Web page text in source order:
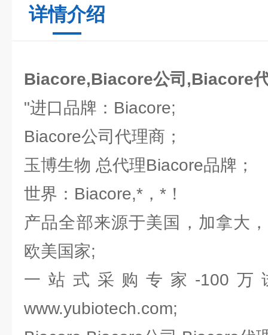
详情介绍
Biacore,Biacore公司,Biacore
"进口品牌：Biacore;
Biacore公司代理商；
玉博生物 总代理Biacore品牌；
世界：Biacore,*，*！
产品全部来源于美国，加拿大
欧美国家;
一站式采购专家-100万
www.yubiotech.com;